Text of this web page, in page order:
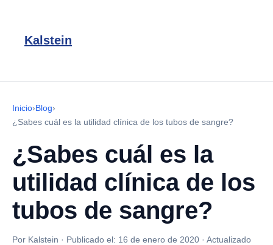
Kalstein
Inicio›Blog›
¿Sabes cuál es la utilidad clínica de los tubos de sangre?
¿Sabes cuál es la
utilidad clínica de los
tubos de sangre?
Por Kalstein · Publicado el: 16 de enero de 2020 · Actualizado